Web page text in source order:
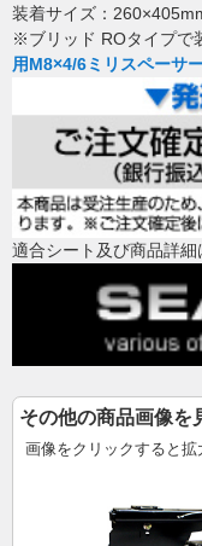
装着サイズ：
※ブリッド ROタイプで
用M8×4/6ミリスペーサ
適合シート及び商品詳
その他の商品画像を
画像をクリックすると拡